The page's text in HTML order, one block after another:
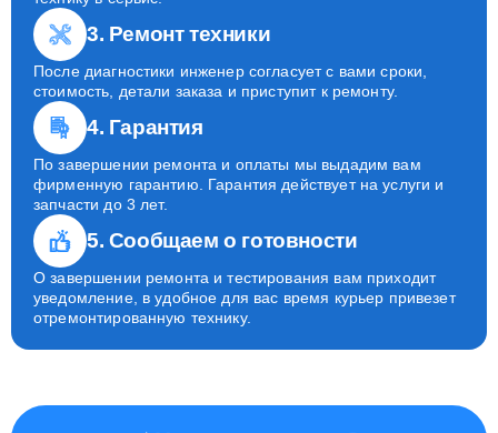
3. Ремонт техники
После диагностики инженер согласует с вами сроки,
стоимость, детали заказа и приступит к ремонту.
4. Гарантия
По завершении ремонта и оплаты мы выдадим вам
фирменную гарантию. Гарантия действует на услуги и
запчасти до 3 лет.
5. Сообщаем о готовности
О завершении ремонта и тестирования вам приходит
уведомление, в удобное для вас время курьер привезет
отремонтированную технику.